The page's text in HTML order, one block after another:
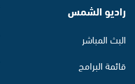
راديو الشمس
البث المباشر
قائمة البرامج